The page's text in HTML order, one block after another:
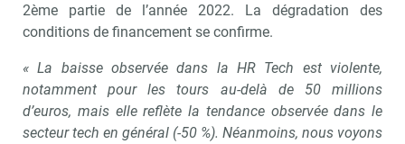
2ème partie de l’année 2022. La dégradation des
conditions de financement se confirme.
« La baisse observée dans la HR Tech est violente,
notamment pour les tours au-delà de 50 millions
d’euros, mais elle reflète la tendance observée dans le
secteur tech en général (-50 %). Néanmoins, nous voyons